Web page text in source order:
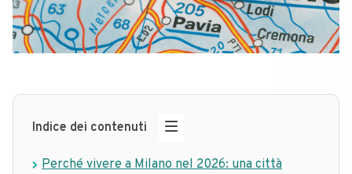
Indice dei contenuti
Perché vivere a Milano nel 2026: una città